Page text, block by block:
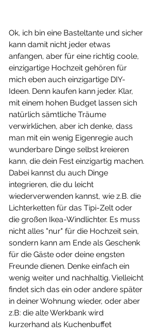
Ok, ich bin eine Basteltante und sicher
kann damit nicht jeder etwas
anfangen, aber für eine richtig coole,
einzigartige Hochzeit gehören für
mich eben auch einzigartige DIY-
Ideen. Denn kaufen kann jeder. Klar,
mit einem hohen Budget lassen sich
natürlich sämtliche Träume
verwirklichen, aber ich denke, dass
man mit ein wenig Eigenregie auch
wunderbare Dinge selbst kreieren
kann, die dein Fest einzigartig machen.
Dabei kannst du auch Dinge
integrieren, die du leicht
wiederverwenden kannst, wie z.B. die
Lichterketten für das Tipi-Zelt oder
die großen Ikea-Windlichter. Es muss
nicht alles "nur" für die Hochzeit sein,
sondern kann am Ende als Geschenk
für die Gäste oder deine engsten
Freunde dienen. Denke einfach ein
wenig weiter und nachhaltig. Vielleicht
findet sich das ein oder andere später
in deiner Wohnung wieder, oder aber
z.B: die alte Werkbank wird
kurzerhand als Kuchenbuffet